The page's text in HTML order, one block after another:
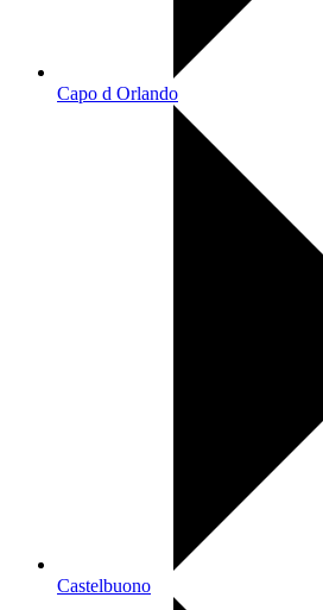
Capo d Orlando
Castelbuono